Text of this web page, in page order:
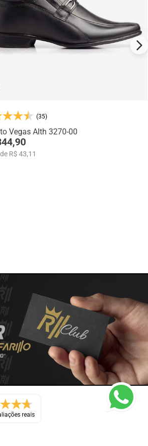
(35)
Vegas Alth 3270-00
de R$ 43,11
reais